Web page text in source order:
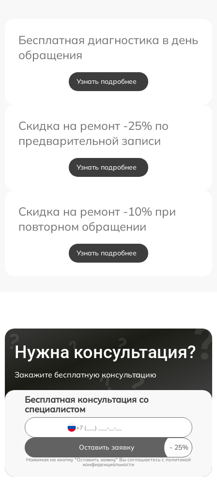
Бесплатная диагностика в день
обращения
Узнать подробнее
Скидка на ремонт -25% по
предварительной записи
Узнать подробнее
Скидка на ремонт -10% при
повторном обращении
Узнать подробнее
Нужна консультация?
Закажите бесплатную консультацию
Бесплатная консультация со
специалистом
Оставить заявку
Нажимая на кнопку "Оставить заявку" Вы соглашаетесь c политикой
конфиденциальности